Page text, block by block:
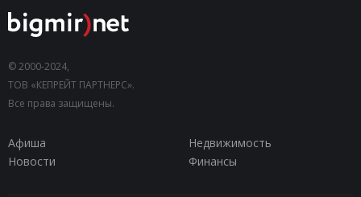
© 2000-2024,
ТОВ «КЕПРЕЙТ ПАРТНЕРС».
Все права защищены.
Афиша
Недвижимость
Новости
Финансы